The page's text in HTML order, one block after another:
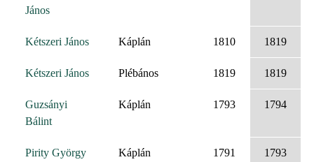
János
Kétszeri János Káplán 1810 1819
Kétszeri János Plébános 1819 1819
Guzsányi
Bálint
Káplán 1793 1794
Pirity György Káplán 1791 1793